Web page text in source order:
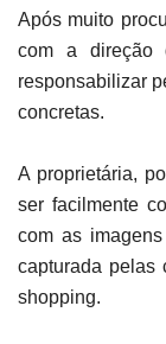
Após muito
com a direção
responsabilizar
concretas.
A proprietária,
ser facilmente
com as
capturada pelas
shopping.